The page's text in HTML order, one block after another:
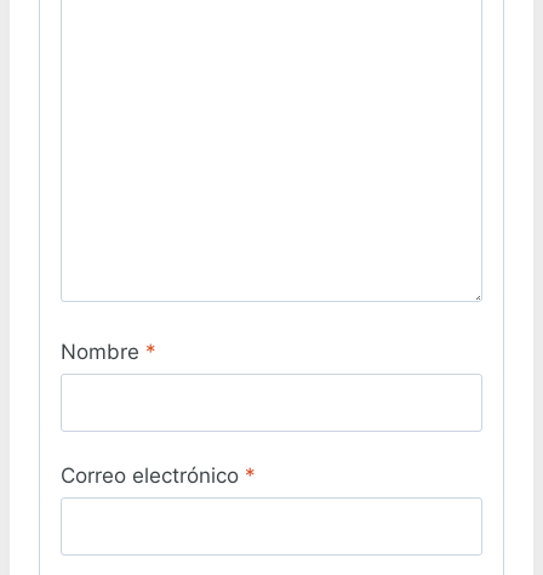
Nombre *
Correo electrónico *